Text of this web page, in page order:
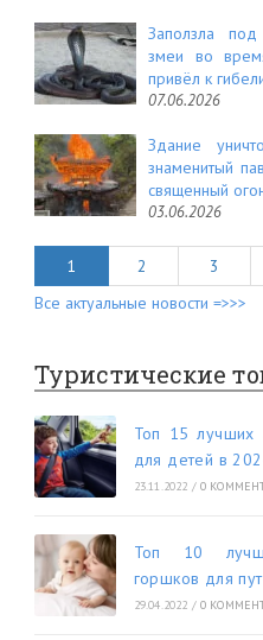
Заползла
змеи во
привёл к
07.06.2026
Здание
знаменитый
священный
03.06.2026
1 2 3
Все актуальные новости =>>>
Туристические
Топ 15 лучших
для детей в
23.11.2022 / 0
Топ 10
горшков для
29.04.2022 / 0